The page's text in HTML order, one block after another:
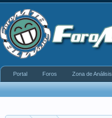
Portal Foros Zona de Análisis